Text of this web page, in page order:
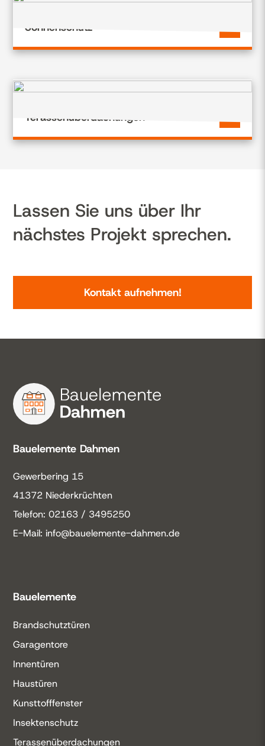
Sonnenschutz
Terassenüberdachungen
Lassen Sie uns über Ihr
nächstes Projekt sprechen.
Kontakt aufnehmen!
Bauelemente Dahmen
Gewerbering 15
41372 Niederkrüchten
Telefon: 02163 / 3495250
E-Mail: info@bauelemente-dahmen.de
Bauelemente
Brandschutztüren
Garagentore
Innentüren
Haustüren
Kunsttofffenster
Insektenschutz
Terassenüberdachungen